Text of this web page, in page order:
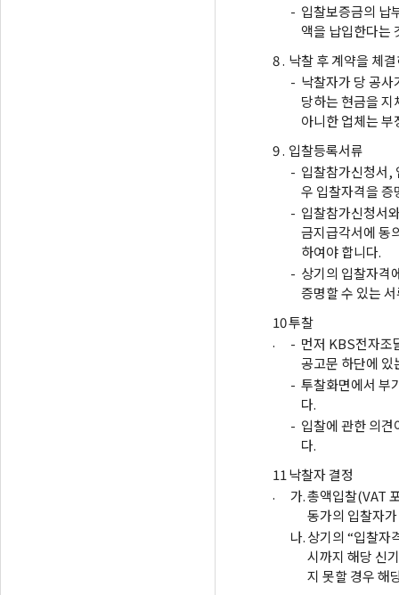
- 입찰보증금의 납
액을 납입한다는
8 . 낙찰 후 계약을 체
- 낙찰자가 당 공
당하는 현금을
아니한 업체는
9 . 입찰등록서류
- 입찰참가신청서,
우 입찰자격을 증
- 입찰참가신청서
금지급각서에 동
하여야 합니다.
- 상기의 입찰자격
증명할 수 있는
10
.
투찰
- 먼저 KBS전자조
공고문 하단에 있
- 투찰화면에서 부
다.
- 입찰에 관한 의
다.
11
.
낙찰자 결정
가.총액입찰(VAT
동가의 입찰자
나.상기의 “입찰자
시까지 해당 신
지 못할 경우 해